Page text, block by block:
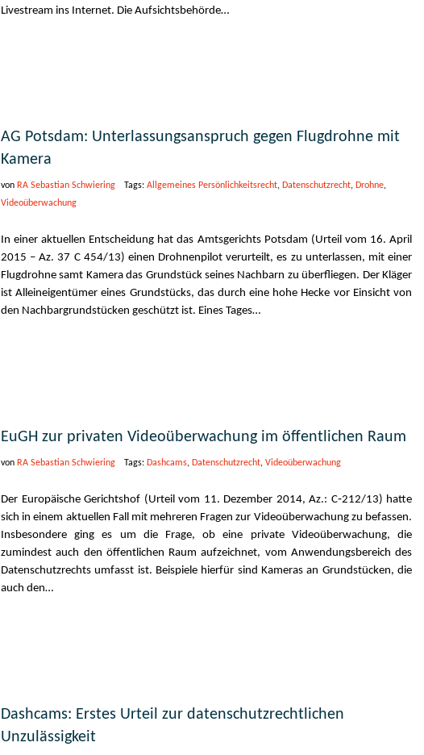
Livestream ins Internet. Die Aufsichtsbehörde…
AG Potsdam: Unterlassungsanspruch gegen Flugdrohne mit
Kamera
von RA Sebastian Schwiering Tags: Allgemeines Persönlichkeitsrecht, Datenschutzrecht, Drohne,
Videoüberwachung
In einer aktuellen Entscheidung hat das Amtsgerichts Potsdam (Urteil vom 16. April
2015 – Az. 37 C 454/13) einen Drohnenpilot verurteilt, es zu unterlassen, mit einer
Flugdrohne samt Kamera das Grundstück seines Nachbarn zu überfliegen. Der Kläger
ist Alleineigentümer eines Grundstücks, das durch eine hohe Hecke vor Einsicht von
den Nachbargrundstücken geschützt ist. Eines Tages…
EuGH zur privaten Videoüberwachung im öffentlichen Raum
von RA Sebastian Schwiering Tags: Dashcams, Datenschutzrecht, Videoüberwachung
Der Europäische Gerichtshof (Urteil vom 11. Dezember 2014, Az.: C‑212/13) hatte
sich in einem aktuellen Fall mit mehreren Fragen zur Videoüberwachung zu befassen.
Insbesondere ging es um die Frage, ob eine private Videoüberwachung, die
zumindest auch den öffentlichen Raum aufzeichnet, vom Anwendungsbereich des
Datenschutzrechts umfasst ist. Beispiele hierfür sind Kameras an Grundstücken, die
auch den…
Dashcams: Erstes Urteil zur datenschutzrechtlichen
Unzulässigkeit